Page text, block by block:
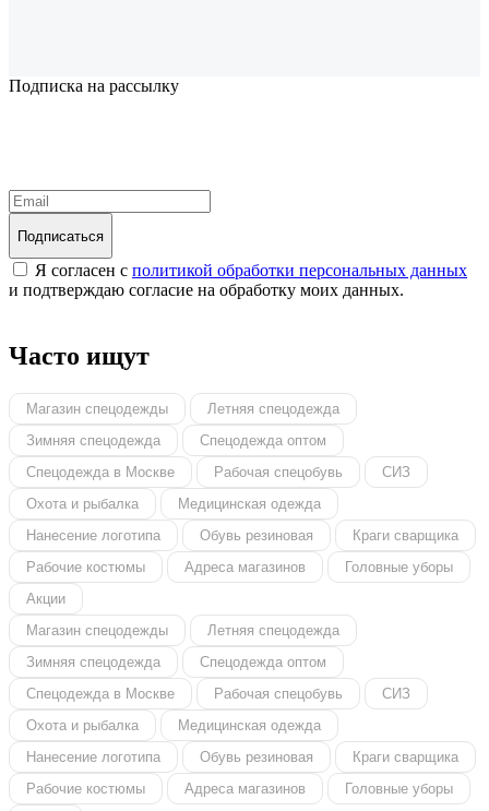
Подписка на рассылку
Подписаться
Я согласен с политикой обработки персональных данных
и подтверждаю согласие на обработку моих данных.
Часто ищут
Магазин спецодежды
Летняя спецодежда
Зимняя спецодежда
Спецодежда оптом
Спецодежда в Москве
Рабочая спецобувь
СИЗ
Охота и рыбалка
Медицинская одежда
Нанесение логотипа
Обувь резиновая
Краги сварщика
Рабочие костюмы
Адреса магазинов
Головные уборы
Акции
Магазин спецодежды
Летняя спецодежда
Зимняя спецодежда
Спецодежда оптом
Спецодежда в Москве
Рабочая спецобувь
СИЗ
Охота и рыбалка
Медицинская одежда
Нанесение логотипа
Обувь резиновая
Краги сварщика
Рабочие костюмы
Адреса магазинов
Головные уборы